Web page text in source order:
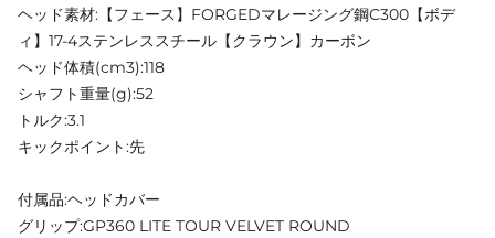
ヘッド素材:【フェース】FORGEDマレージング鋼C300【ボデ
ィ】17-4ステンレススチール【クラウン】カーボン
ヘッド体積(cm3):118
シャフト重量(g):52
トルク:3.1
キックポイント:先
付属品:ヘッドカバー
グリップ:GP360 LITE TOUR VELVET ROUND